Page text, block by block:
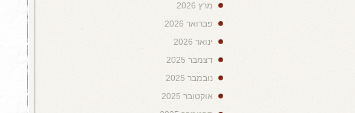
מרץ 2026
פברואר 2026
ינואר 2026
דצמבר 2025
נובמבר 2025
אוקטובר 2025